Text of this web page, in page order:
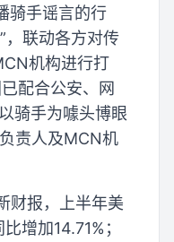
骑手谣言的行
，联动各方对传
机构进行打
配合公安、网
骑手为噱头博眼
责人及MCN机
财报，上半年美
增加14.71%；